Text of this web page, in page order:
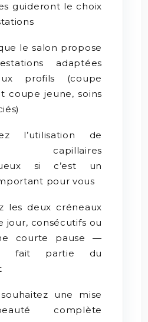
guideront le choix
le salon propose
adaptées
profils (coupe
coupe jeune, soins
l’utilisation de
capillaires
si c’est un
pour vous
les deux créneaux
jour, consécutifs ou
courte pause —
fait partie du
une mise
complète